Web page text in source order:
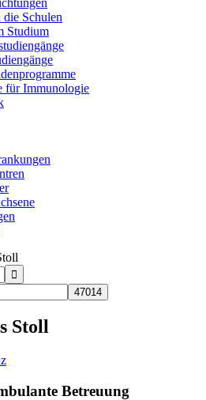
Schulen
Studium
für Immunologie
Stoll
Betreuung